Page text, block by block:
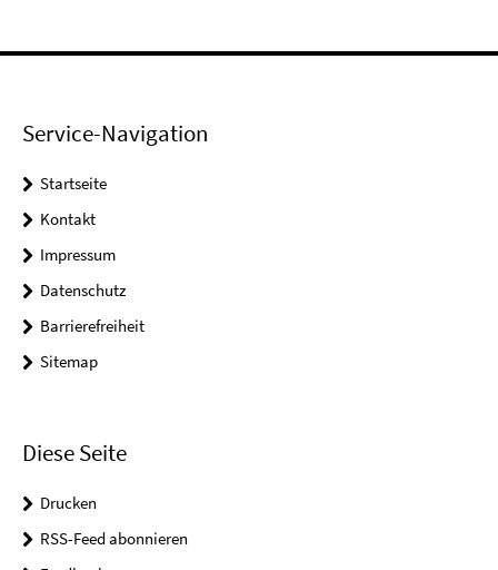
Service-Navigation
Startseite
Kontakt
Impressum
Datenschutz
Barrierefreiheit
Sitemap
Diese Seite
Drucken
RSS-Feed abonnieren